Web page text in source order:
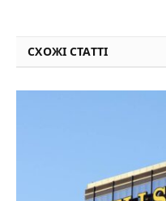
СХОЖІ СТАТТІ